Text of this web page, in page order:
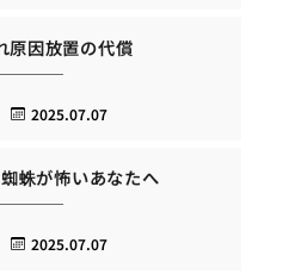
原因放置の代償
2025.07.07
蛛が怖いあなたへ
2025.07.07